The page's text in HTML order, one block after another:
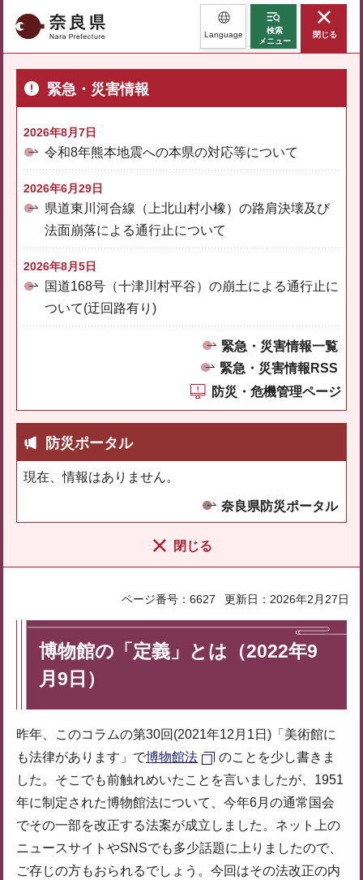
奈良県 Language
検索
メニュー
閉じる
緊急・災害情報
2026年8月7日
令和8年熊本地震への本県の対応等について
2026年6月29日
県道東川河合線（上北山村小橡）の路肩決壊及び
法面崩落による通行止について
2026年8月5日
国道168号（十津川村平谷）の崩土による通行止に
ついて(迂回路有り)
緊急・災害情報一覧
緊急・災害情報RSS
防災・危機管理ページ
防災ポータル
現在、情報はありません。
奈良県防災ポータル
閉じる
ページ番号：6627 更新日：2026年2月27日
博物館の「定義」とは（2022年9
月9日）
昨年、このコラムの第30回(2021年12月1日)「美術館に
も法律があります」で博物館法
のことを少し書きま
した。そこでも前触れめいたことを言いましたが、1951
年に制定された博物館法について、今年6月の通常国会
でその一部を改正する法案が成立しました。ネット上の
ニュースサイトやSNSでも多少話題に上りましたので、
ご存じの方もおられるでしょう。今回はその法改正の内